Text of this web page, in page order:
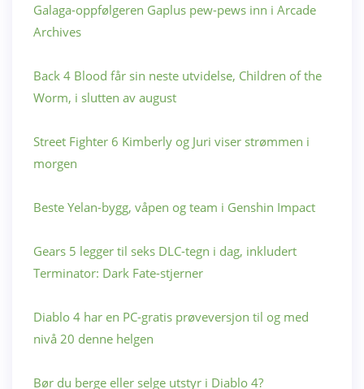
Galaga-oppfølgeren Gaplus pew-pews inn i Arcade
Archives
Back 4 Blood får sin neste utvidelse, Children of the
Worm, i slutten av august
Street Fighter 6 Kimberly og Juri viser strømmen i
morgen
Beste Yelan-bygg, våpen og team i Genshin Impact
Gears 5 legger til seks DLC-tegn i dag, inkludert
Terminator: Dark Fate-stjerner
Diablo 4 har en PC-gratis prøveversjon til og med
nivå 20 denne helgen
Bør du berge eller selge utstyr i Diablo 4?